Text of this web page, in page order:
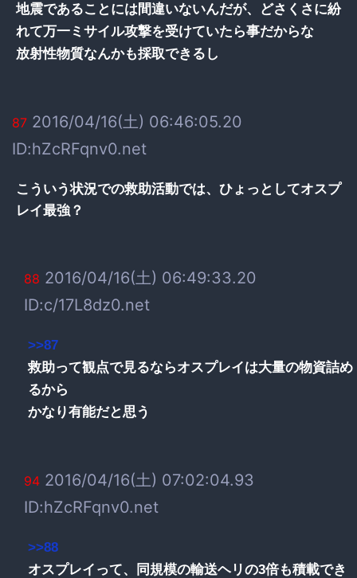
地震であることには間違いないんだが、どさくさに紛
れて万一ミサイル攻撃を受けていたら事だからな
放射性物質なんかも採取できるし
87 2016/04/16(土) 06:46:05.20
ID:hZcRFqnv0.net
こういう状況での救助活動では、ひょっとしてオスプ
レイ最強？
88 2016/04/16(土) 06:49:33.20
ID:c/17L8dz0.net
>>87
救助って観点で見るならオスプレイは大量の物資詰め
るから
かなり有能だと思う
94 2016/04/16(土) 07:02:04.93
ID:hZcRFqnv0.net
>>88
オスプレイって、同規模の輸送ヘリの3倍も積載でき